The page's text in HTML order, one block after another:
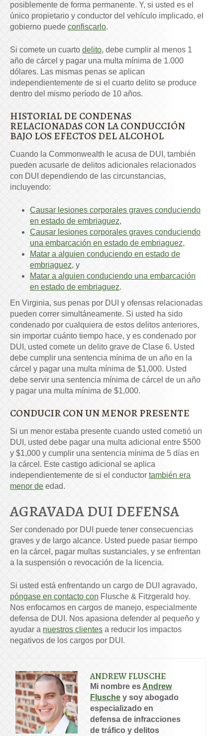
posiblemente de forma permanente. Y, si usted es el
único propietario y conductor del vehículo implicado, el
gobierno puede confiscarlo.
Si comete un cuarto delito, debe cumplir al menos 1
año de cárcel y pagar una multa mínima de 1.000
dólares. Las mismas penas se aplican
independientemente de si el cuarto delito se produce
dentro del mismo período de 10 años.
HISTORIAL DE CONDENAS
RELACIONADAS CON LA CONDUCCIÓN
BAJO LOS EFECTOS DEL ALCOHOL
Cuando la Commonwealth le acusa de DUI, también
pueden acusarle de delitos adicionales relacionados
con DUI dependiendo de las circunstancias,
incluyendo:
Causar lesiones corporales graves conduciendo
en estado de embriaguez,
Causar lesiones corporales graves conduciendo
una embarcación en estado de embriaguez,
Matar a alguien conduciendo en estado de
embriaguez, y
Matar a alguien conduciendo una embarcación
en estado de embriaguez.
En Virginia, sus penas por DUI y ofensas relacionadas
pueden correr simultáneamente. Si usted ha sido
condenado por cualquiera de estos delitos anteriores,
sin importar cuánto tiempo hace, y es condenado por
DUI, usted comete un delito grave de Clase 6. Usted
debe cumplir una sentencia mínima de un año en la
cárcel y pagar una multa mínima de $1,000. Usted
debe servir una sentencia mínima de cárcel de un año
y pagar una multa mínima de $1,000.
CONDUCIR CON UN MENOR PRESENTE
Si un menor estaba presente cuando usted cometió un
DUI, usted debe pagar una multa adicional entre $500
y $1,000 y cumplir una sentencia mínima de 5 días en
la cárcel. Este castigo adicional se aplica
independientemente de si el conductor también era
menor de edad.
AGRAVADA DUI DEFENSA
Ser condenado por DUI puede tener consecuencias
graves y de largo alcance. Usted puede pasar tiempo
en la cárcel, pagar multas sustanciales, y se enfrentan
a la suspensión o revocación de la licencia.
Si usted está enfrentando un cargo de DUI agravado,
póngase en contacto con Flusche & Fitzgerald hoy.
Nos enfocamos en cargos de manejo, especialmente
defensa de DUI. Nos apasiona defender al pequeño y
ayudar a nuestros clientes a reducir los impactos
negativos de los cargos por DUI.
ANDREW FLUSCHE
Mi nombre es Andrew
Flusche y soy abogado
especializado en
defensa de infracciones
de tráfico y delitos